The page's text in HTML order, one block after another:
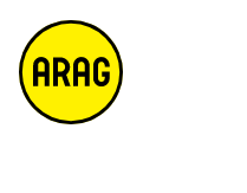
m
a
p